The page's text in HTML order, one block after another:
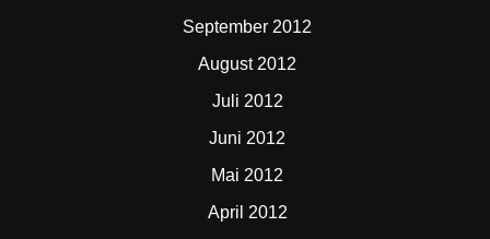
September 2012
August 2012
Juli 2012
Juni 2012
Mai 2012
April 2012